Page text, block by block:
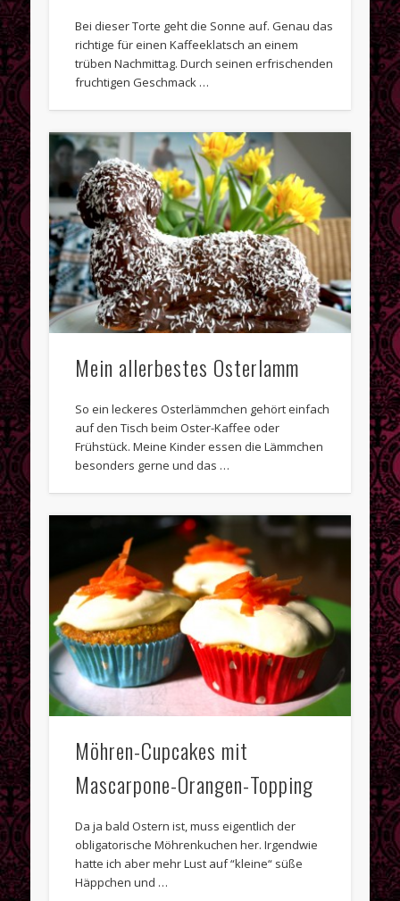
Bei dieser Torte geht die Sonne auf. Genau das
richtige für einen Kaffeeklatsch an einem
trüben Nachmittag. Durch seinen erfrischenden
fruchtigen Geschmack …
Mein allerbestes Osterlamm
So ein leckeres Osterlämmchen gehört einfach
auf den Tisch beim Oster-Kaffee oder
Frühstück. Meine Kinder essen die Lämmchen
besonders gerne und das …
Möhren-Cupcakes mit
Mascarpone-Orangen-Topping
Da ja bald Ostern ist, muss eigentlich der
obligatorische Möhrenkuchen her. Irgendwie
hatte ich aber mehr Lust auf “kleine“ süße
Häppchen und …